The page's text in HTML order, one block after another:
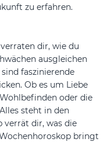
zu erfahren.
dir, wie du
ausgleichen
faszinierende
Ob es um Liebe
oder die
steht in den
verrät dir, was die
bringt